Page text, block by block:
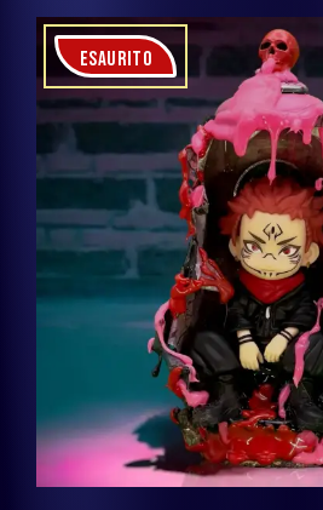
ESAURITO